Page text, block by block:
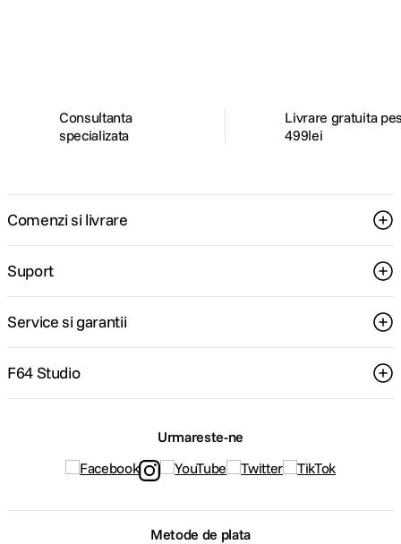
Consultanta
specializata
Livrare gratuita
499lei
Comenzi si livrare
Suport
Service si garantii
F64 Studio
Urmareste-ne
Metode de plata